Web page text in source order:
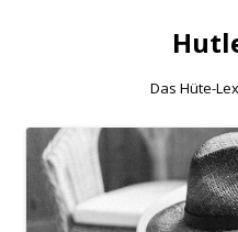
Das Hüte-